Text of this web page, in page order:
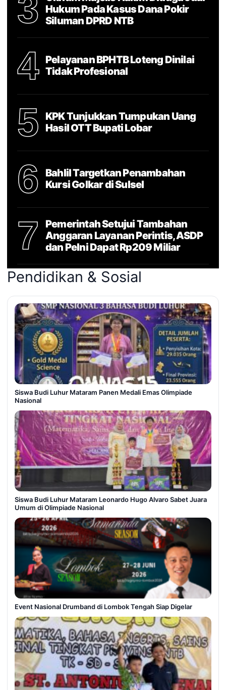
3
Hukum Pada Kasus Dana Pokir
Siluman DPRD NTB
4
Pelayanan BPHTB Loteng Dinilai
Tidak Profesional
5
KPK Tunjukkan Tumpukan Uang
Hasil OTT Bupati Lobar
6
Bahlil Targetkan Penambahan
Kursi Golkar di Sulsel
7
Pemerintah Setujui Tambahan
Anggaran Layanan Perintis, ASDP
dan Pelni Dapat Rp209 Miliar
Pendidikan & Sosial
Siswa Budi Luhur Mataram Panen Medali Emas Olimpiade
Nasional
Siswa Budi Luhur Mataram Leonardo Hugo Alvaro Sabet Juara
Umum di Olimpiade Nasional
Event Nasional Drumband di Lombok Tengah Siap Digelar